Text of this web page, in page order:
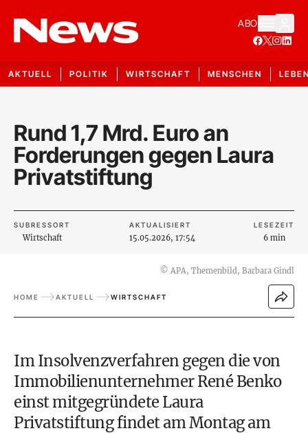
ABO
AKTUELL POLITIK WIRTSCHAFT MENSCHEN
Rund 1,7 Mrd. Euro an
Forderungen gegen Laura
Privatstiftung
SUBRESSORT
Wirtschaft
AKTUALISIERT
15.05.2026, 17:54
LESEZEIT
6 min
© APA, Themenbild, Barbara Gindl
HOME AKTUELL WIRTSCHAFT
Im Insolvenzverfahren gegen die von
Immobilienunternehmer René Benko
einst mitgegründete Laura
Privatstiftung findet am Montag am